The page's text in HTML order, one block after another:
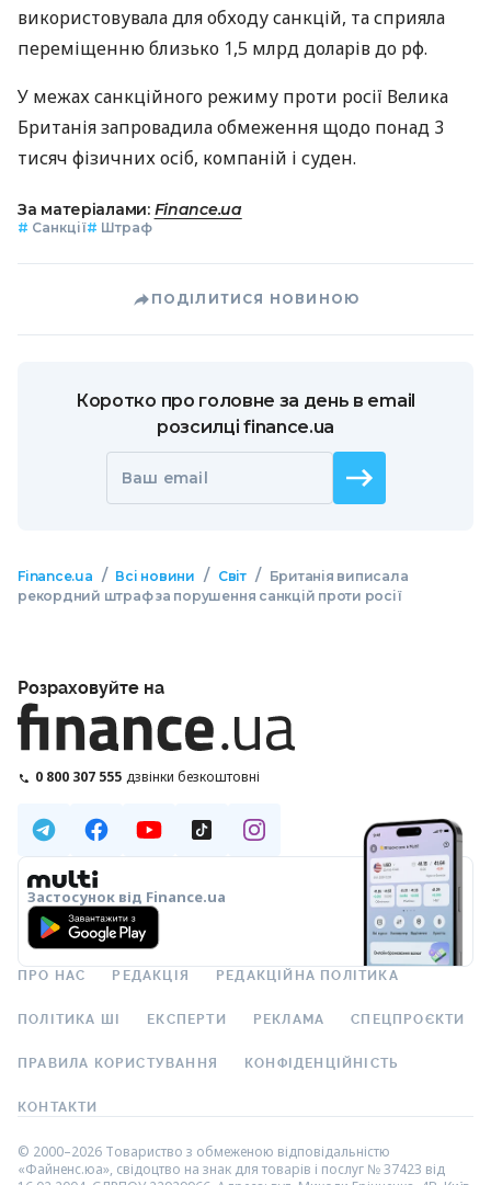
використовувала для обходу санкцій, та сприяла
переміщенню близько 1,5 млрд доларів до рф.
У межах санкційного режиму проти росії Велика
Британія запровадила обмеження щодо понад 3
тисяч фізичних осіб, компаній і суден.
За матеріалами: Finance.ua
# Санкції# Штраф
ПОДІЛИТИСЯ НОВИНОЮ
Коротко про головне за день в email
розсилці finance.ua
Ваш email
Finance.ua / Всі новини / Світ /
Британія виписала
рекордний штраф за порушення санкцій проти росії
Розраховуйте на
0 800 307 555 дзвінки безкоштовні
Застосунок від Finance.ua
ПРО НАС РЕДАКЦІЯ РЕДАКЦІЙНА ПОЛІТИКА
ПОЛІТИКА ШІ ЕКСПЕРТИ РЕКЛАМА СПЕЦПРОЄКТИ
ПРАВИЛА КОРИСТУВАННЯ КОНФІДЕНЦІЙНІСТЬ
КОНТАКТИ
© 2000–2026 Товариство з обмеженою відповідальністю
«Файненс.юа», свідоцтво на знак для товарів і послуг № 37423 від